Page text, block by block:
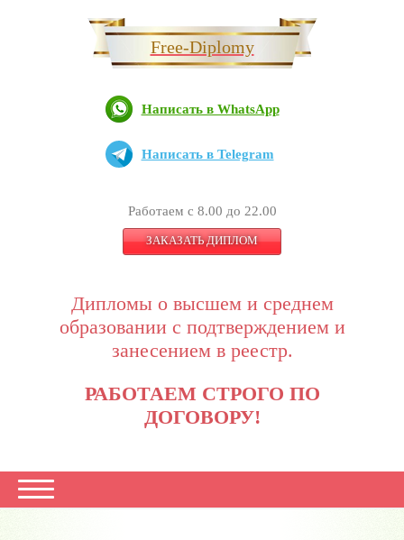
Free-Diplomy
Написать в WhatsApp
Написать в Telegram
Работаем с 8.00 до 22.00
ЗАКАЗАТЬ ДИПЛОМ
Дипломы о высшем и среднем
образовании с подтверждением и
занесением в реестр.
РАБОТАЕМ СТРОГО ПО
ДОГОВОРУ!